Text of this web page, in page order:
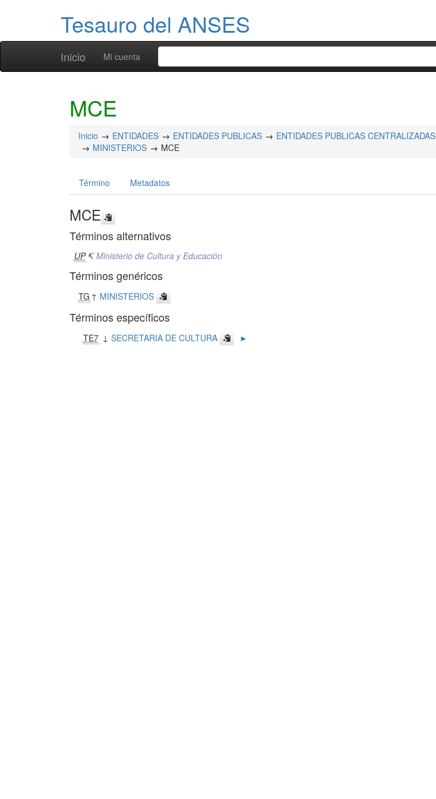
Tesauro del ANSES
Inicio Mi cuenta
MCE
Inicio ENTIDADES ENTIDADES PUBLICAS ENTIDADES PUBLICAS CENTRALIZADAS
MINISTERIOS
MCE
Término Metadatos
MCE
Términos alternativos
UP ↸Ministerio de Cultura y Educación
Términos genéricos
TG ↑ MINISTERIOS
Términos específicos
TE7 ↓ SECRETARIA DE CULTURA ►